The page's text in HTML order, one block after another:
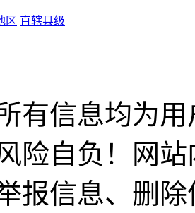
区 直辖县级
有信息均为
险自负！网
报信息、删